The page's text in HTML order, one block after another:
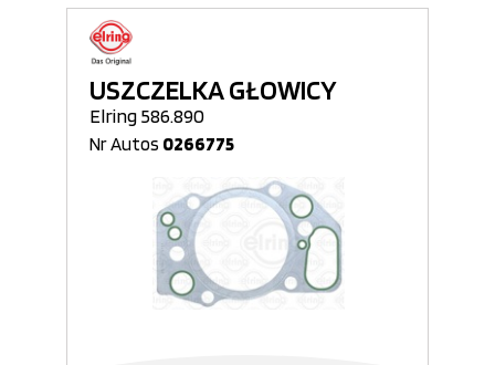
USZCZELKA GŁOWICY
Elring 586.890
Nr Autos 0266775